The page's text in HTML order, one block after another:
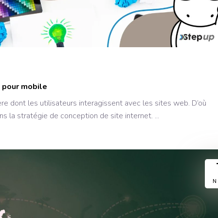
mobile
dont les utilisateurs interagissent avec les sites web. D’où
la stratégie de conception de site internet.